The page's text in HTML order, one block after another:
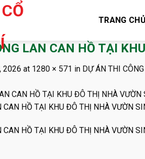
TRANG CHỦ
LAN CAN HỒ TẠI
2026 at 1280 × 571 in DỰ ÁN THI
CAN HỒ TẠI KHU ĐÔ THỊ NHÀ VƯỜN
CAN HỒ TẠI KHU ĐÔ THỊ NHÀ VƯỜN